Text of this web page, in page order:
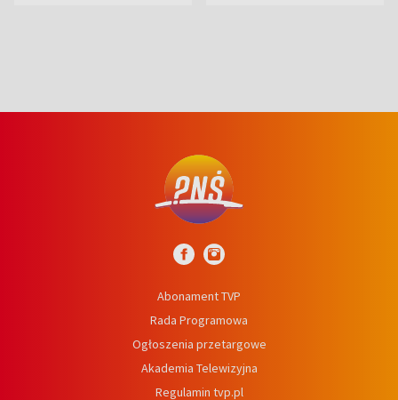
Abonament TVP
Rada Programowa
Ogłoszenia przetargowe
Akademia Telewizyjna
Regulamin tvp.pl